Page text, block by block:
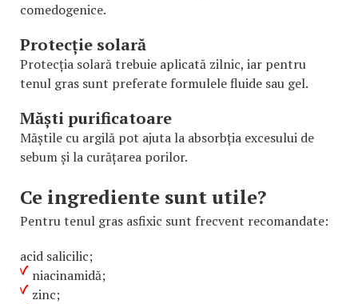
comedogenice.
Protecție solară
Protecția solară trebuie aplicată zilnic, iar pentru
tenul gras sunt preferate formulele fluide sau gel.
Măști purificatoare
Măștile cu argilă pot ajuta la absorbția excesului de
sebum și la curățarea porilor.
Ce ingrediente sunt utile?
Pentru tenul gras asfixic sunt frecvent recomandate:
acid salicilic;
niacinamidă;
zinc;